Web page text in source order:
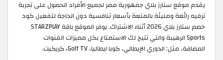
يقدم موقع ستارز بلاي جمهورية مصر لجميع الأفراد الحصول على تجربة
ترفيه رائعة ومليئة بالمتعة بأسعار تنافسية دون الحاجة لتفعيل كود
خصم ستارز بلاي 2026 أثناء الاشتراك. يوفر الموقع باقة STARZPLAY
Sports الرهيبة والتي تتيح لك الاستمتاع بكل مميزات القنوات
المضافة، مثل: الدوري الإيطالي، كوبا ايطاليا، Golf TV، كريكيت.